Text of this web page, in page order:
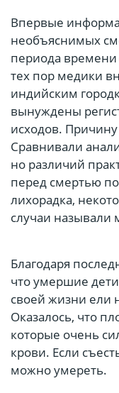
Впервые
необъяснимых
периода времени
тех пор медики
индийским
вынуждены
исходов.
Сравнивали
но различий
перед смертью
лихорадка,
случаи называли
Благодаря
что умершие
своей жизни ели
Оказалось, что
которые очень
крови. Если
можно умереть.